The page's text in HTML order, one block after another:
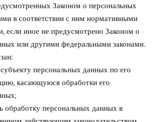
Законом о персональных
в соответствии с ним нормативными
если иное не предусмотрено Законом о
или другими федеральными законами.
персональных данных по его
касающуюся обработки его
обработку персональных данных в